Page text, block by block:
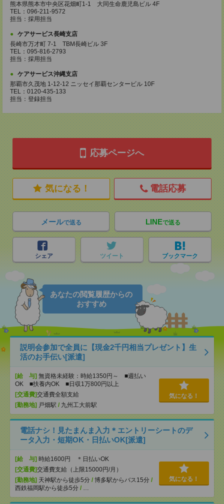
熊本県熊本市中央区花畑町1-1 大同生命鹿児島ビル 4F
TEL：096-211-9572
担当：採用担当
ケアサービス長崎支店
長崎市万才町 7-1 TBM長崎ビル 3F
TEL：095-816-2793
担当：採用担当
ケアサービス沖縄支店
那覇市久茂地 1-12-12 ニッセイ那覇センタービル 10F
TEL：0120-435-133
担当：登録担当
応募ページへ
気になる！ 電話応募
メールで送る LINEで送る
シェア ツイート ブックマーク
あなたの閲覧履歴からの
おすすめ
説明会参加で全員に【現金2千円相当プレゼント】生
活のお手伝い[派遣]
[給 与] 無資格未経験：時給1350円～ ■週払い
OK ■扶養内OK ■日収1万800円以上
[交通費]交通費全額支給
[勤務地] 戸畑駅 / 九州工大前駅
気になる！
電話ナシ！見たまんま入力＊エントリーシートのデ
ータ入力・短期OK・日払いOK[派遣]
[給 与] 時給1600円 ＊日払いOK
[交通費]交通費支給（上限15000円/月）
[勤務地] 天神駅から徒歩5分 / 博多駅からバス15分 /
西鉄福岡駅から徒歩5分 / …
気になる！